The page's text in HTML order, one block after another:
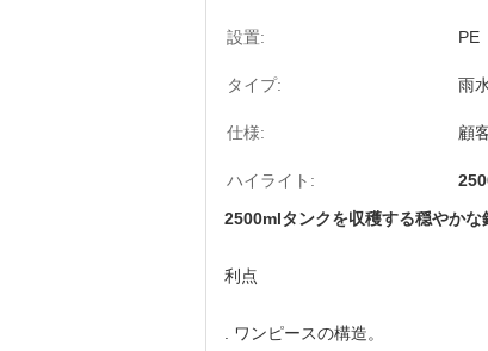
設置: PE
タイプ: 雨
仕様: 顧
ハイライト:
2500mlタンクを収穫する穏やか
利点
ワンピースの構造。